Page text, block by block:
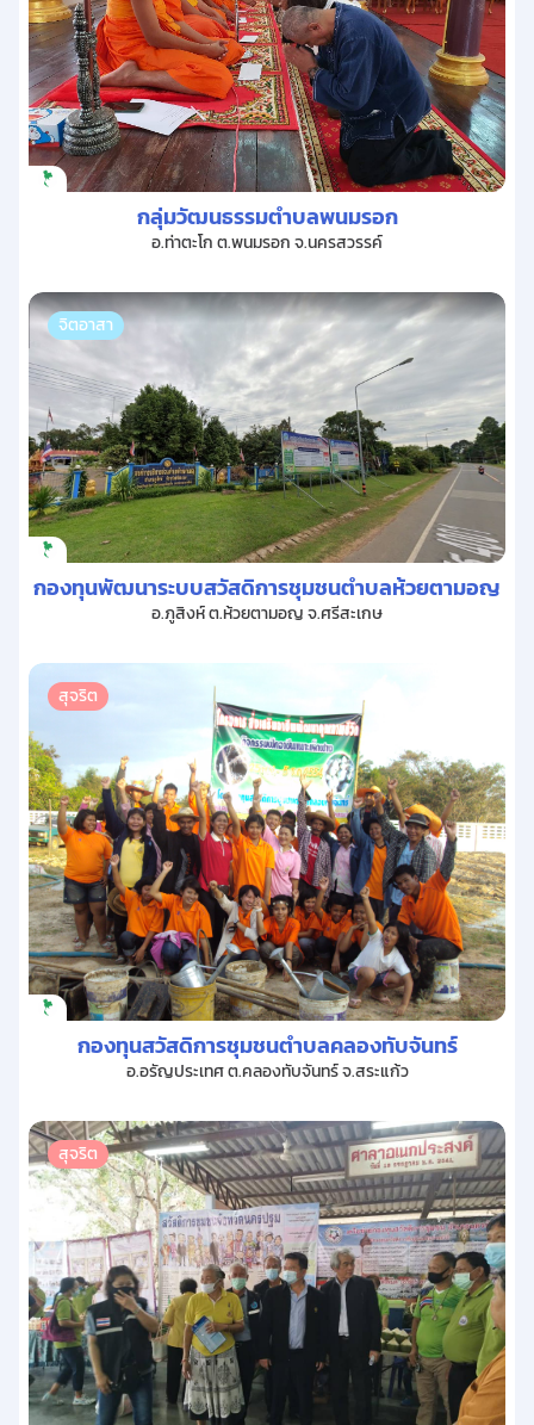
กลุ่มวัฒนธรรมตำบลพนมรอก
อ.ท่าตะโก ต.พนมรอก จ.นครสวรรค์
จิตอาสา
กองทุนพัฒนาระบบสวัสดิการชุมชนตำบลห้วยตามอญ
อ.ภูสิงห์ ต.ห้วยตามอญ จ.ศรีสะเกษ
สุจริต
กองทุนสวัสดิการชุมชนตำบลคลองทับจันทร์
อ.อรัญประเทศ ต.คลองทับจันทร์ จ.สระแก้ว
สุจริต